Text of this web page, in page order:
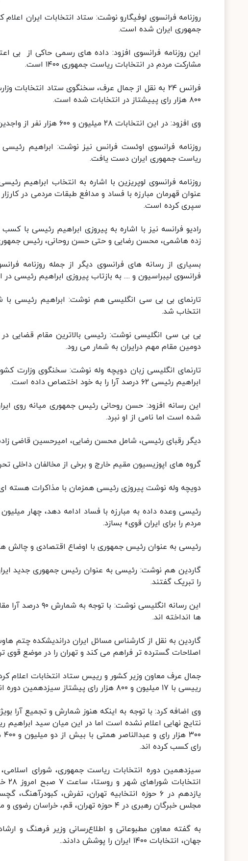
جمهوری ایران شده است.
مشارکت مردم در انتخابات ریاست جمهوری ۱۴۰۰ است.
۸۰۰ هزار رای پییشتاز در انتخابات شده است.
وی افزود: در این انتخابات ۲۸ میلیون و ۶۰۰ هزار نفر از واجدین شرایط شرکت کرده بودند.
ریاست جمهوری ایران دست یافت.
عنوان قهرمان مبارزه با فساد و مدافع طبقات مردمی در
سپری کرده است.
رادیو فرانسه نیز با اشاره به پیروزی ابراهیم رئیسی با
زده هاشمی، محسن رضایی و حتی حسن روحانی، رئیس
بسیاری از رسانه های فرانسوی دیگر از جمله روزنامه
فرانسوی لیبراسیون و .... به بازتاب پیروزی ابراهیم رئیسی در انتخابات
تارنمای بی بی سی انگلیسی هم نوشت: ابراهیم رئیسی
انتخاب شد.
بی بی سی انگلیسی نوشت: رئیسی بالاترین مقام قضایی
دومین مقام مهم درایران به شمار می رود.
تارنمای انگلیسی زبان دویچه وله نوشت: سخنگوی وزارت
ابراهیم رئیسی ۶۲ درصد آرا را به خود اختصاص داده است.
این رسانه افزود: حسن روحانی رئیس جمهوری میانه روی
شده است اما نامی از او نبرد.
دیگر رقبای رئیسی، شامل محسن رضایی، امیرحسین قاضی
گروه های اپوزیسیون مقیم خارج و برخی از مخالفان داخلی
دویچه وله نوشت پیروزی رئیسی همزمان با مذاکرات هسته ای در وین
رئیسی وعده داده به مبارزه با فساد ادامه دهد، چهار
مردم را برای ایران قوی» بسازد.
رئیسی به عنوان رئیس جمهوری با اوضاع اقتصادی و چالش
گاردین هم نوشت: رئیسی به عنوان رئیس جمهوری جدید
را تبریک گفتند.
ها انداخته اند.
گاردین به نقل از کارشناس مسائل ایران دراندیشکده چتم
اصلاحات گسترده تر فراهم می کند و تهران را در موضع قوی
رییسی با ۱۷ میلیون و ۸۰۰ هزار رای پیشتاز سیزدهمین دوره انتخابات ریاست جمهوری است.
وی اضافه کرد: با توجه به اینکه هنوز شمارش و تجمیع آرا
رای کسب کرده اند.
سیزدهمین دوره انتخابات ریاست جمهوری، شورای
یازدهم در ۶ حوزه انتخابیه تهران، تفرش،
مجلس خبرگان رهبری در ۴ حوزه تهران، قم، خراسان رضوی و مازندران برگزار شد..
جهان، انتخابات ۱۴۰۰ ایران را پوشش دادند..